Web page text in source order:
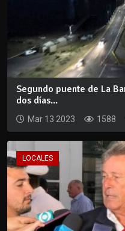
Segundo puente de La
dos días...
Mar 13 2023 1588
LOCALES